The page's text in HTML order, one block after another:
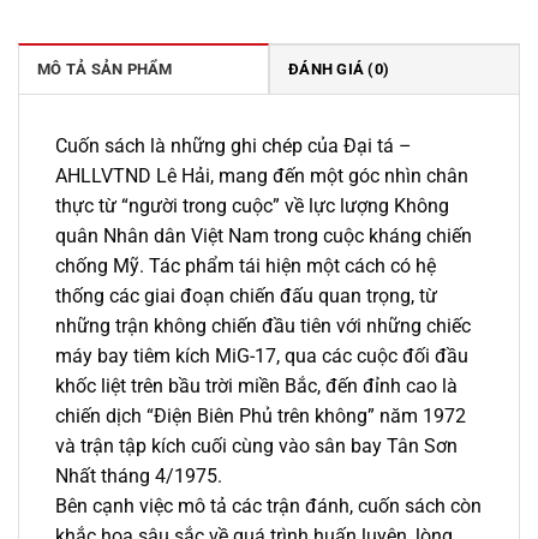
169.000 ₫.
MÔ TẢ SẢN PHẨM ĐÁNH GIÁ (0)
Cuốn sách là những ghi chép của Đại tá –
AHLLVTND Lê Hải, mang đến một góc nhìn chân
thực từ “người trong cuộc” về lực lượng Không
quân Nhân dân Việt Nam trong cuộc kháng chiến
chống Mỹ. Tác phẩm tái hiện một cách có hệ
thống các giai đoạn chiến đấu quan trọng, từ
những trận không chiến đầu tiên với những chiếc
máy bay tiêm kích MiG-17, qua các cuộc đối đầu
khốc liệt trên bầu trời miền Bắc, đến đỉnh cao là
chiến dịch “Điện Biên Phủ trên không” năm 1972
và trận tập kích cuối cùng vào sân bay Tân Sơn
Nhất tháng 4/1975.
Bên cạnh việc mô tả các trận đánh, cuốn sách còn